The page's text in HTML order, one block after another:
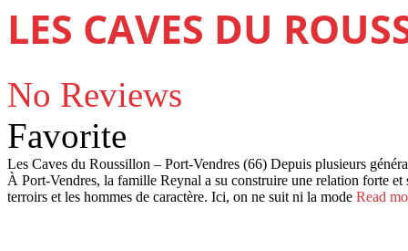
LES CAVES DU
No Reviews
Favorite
Les Caves du Roussillon – Port-Vendres (66) Depuis plusieurs
À Port-Vendres, la famille Reynal a su construire une relation forte
terroirs et les hommes de caractère. Ici, on ne suit ni la mode Read